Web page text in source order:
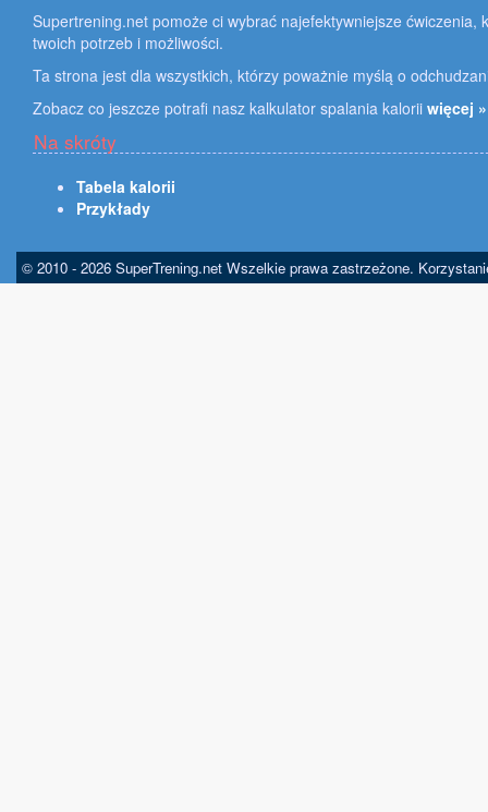
Supertrening.net pomoże ci wybrać najefektywniejsze
twoich potrzeb i możliwości.
Ta strona jest dla wszystkich, którzy poważnie myślą o
Zobacz co jeszcze potrafi nasz kalkulator spalania kalorii więcej »
Na skróty
Tabela kalorii
Przykłady
© 2010 - 2026 SuperTrening.net Wszelkie prawa zastrzeżone.